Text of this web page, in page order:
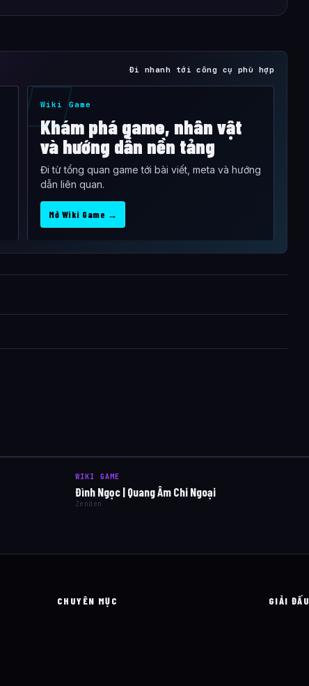
Đi nhanh tới công cụ phù hợp
Wiki Game
Khám phá game, nhân vật
và hướng dẫn nền tảng
Đi từ tổng quan game tới bài viết, meta và hướng
dẫn liên quan.
Mở Wiki Game →
WIKI GAME
Đình Ngọc | Quang Âm Chi Ngoại
Zenden
CHUYÊN MỤC GIẢI ĐẤU